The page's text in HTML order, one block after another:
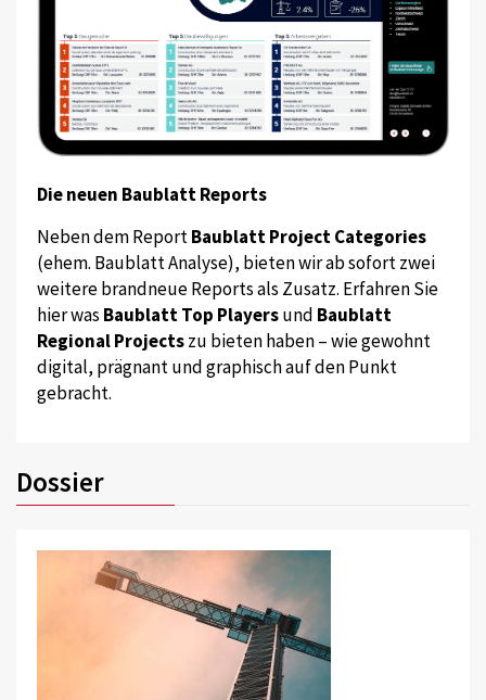
Die neuen Baublatt Reports
Neben dem ReportBaublatt Project Categories
(ehem. Baublatt Analyse), bieten wir ab sofort zwei
weitere brandneue Reports als Zusatz. Erfahren Sie
hier was Baublatt Top Playersund Baublatt
Regional Projectszu bieten haben – wie gewohnt
digital, prägnant und graphisch auf den Punkt
gebracht.
Dossier